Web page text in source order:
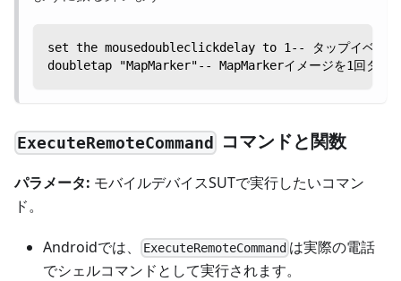
set the mousedoubleclickdelay to 1-- タップイベント
doubletap "MapMarker"-- MapMarkerイメージを1回タップ
ExecuteRemoteCommand コマンドと関数
パラメータ: モバイルデバイスSUTで実行したいコマン
ド。
Androidでは、 ExecuteRemoteCommand は実際の電話
でシェルコマンドとして実行されます。